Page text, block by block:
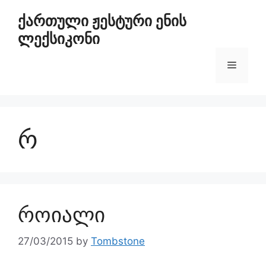
ქართული ჟესტური ენის
ლექსიკონი
რ
როიალი
27/03/2015 by Tombstone